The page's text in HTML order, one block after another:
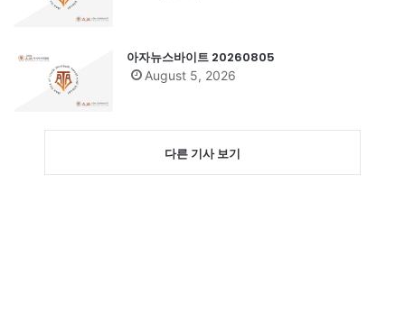
아자뉴스바이트 20260805
August 5, 2026
다른 기사 보기